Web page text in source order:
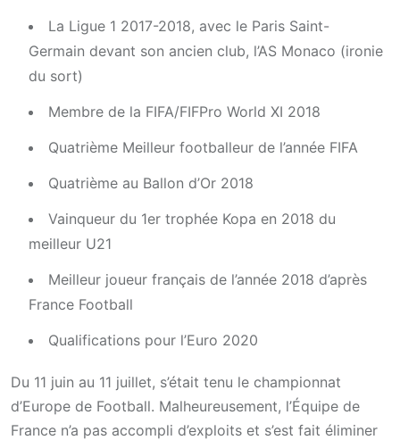
La Ligue 1 2017-2018, avec le Paris Saint-
Germain devant son ancien club, l’AS Monaco (ironie
du sort)
Membre de la FIFA/FIFPro World XI 2018
Quatrième Meilleur footballeur de l’année FIFA
Quatrième au Ballon d’Or 2018
Vainqueur du 1er trophée Kopa en 2018 du
meilleur U21
Meilleur joueur français de l’année 2018 d’après
France Football
Qualifications pour l’Euro 2020
Du 11 juin au 11 juillet, s’était tenu le championnat
d’Europe de Football. Malheureusement, l’Équipe de
France n’a pas accompli d’exploits et s’est fait éliminer